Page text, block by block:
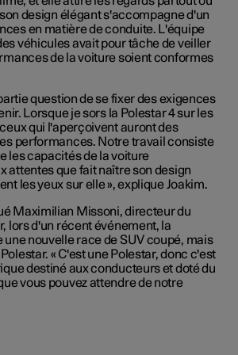
design élégant s'accompagne d'un
en matière de conduite. L'équipe
véhicules avait pour tâche de veiller
de la voiture soient conformes
question de se fixer des exigences
Lorsque je sors la Polestar 4 sur les
qui l'aperçoivent auront des
performances. Notre travail consiste
les capacités de la voiture
attentes que fait naître son design
les yeux sur elle », explique Joakim.
Maximilian Missoni, directeur du
lors d'un récent événement, la
une nouvelle race de SUV coupé, mais
« C'est une Polestar, donc c'est
destiné aux conducteurs et doté du
vous pouvez attendre de notre